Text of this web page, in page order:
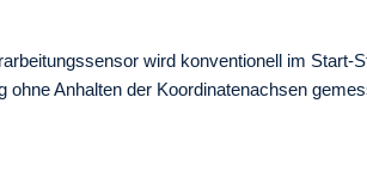
wird konventionell im
ohne Anhalten der Koordinatenachsen